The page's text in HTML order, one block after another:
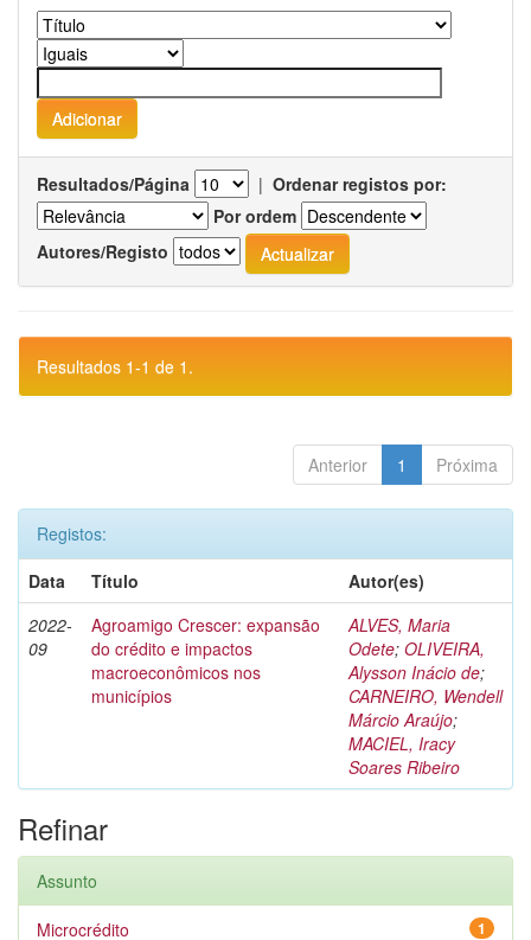
Resultados/Página | Ordenar registos por:
Por ordem
Autores/Registo
Resultados 1-1 de 1.
Anterior 1 Próxima
Registos:
Data
Título
Autor(es)
2022-
09
Agroamigo Crescer: expansão
do crédito e impactos
macroeconômicos nos
municípios
ALVES, Maria
Odete; OLIVEIRA,
Alysson Inácio de;
CARNEIRO, Wendell
Márcio Araújo;
MACIEL, Iracy
Soares Ribeiro
Refinar
Assunto
1
Microcrédito